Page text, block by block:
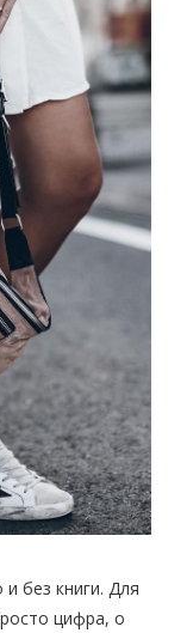
без книги. Для
цифра, о